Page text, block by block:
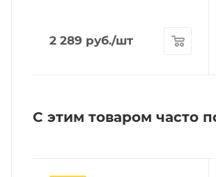
2 289 руб./шт
С этим товаром часто